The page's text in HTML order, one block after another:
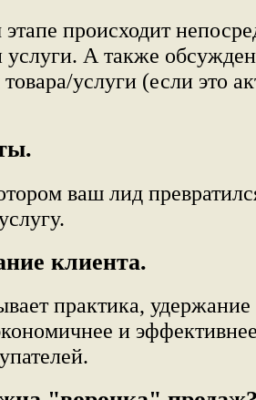
происходит
услуги. А также
услуги (если это
ваш лид
клиента.
практика,
и